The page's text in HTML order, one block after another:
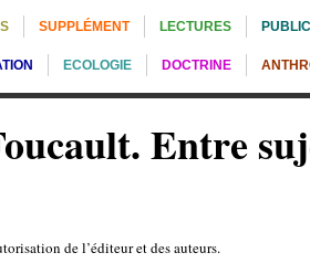
SUPPLÉMENT LECTURES
ECOLOGIE DOCTRINE
Entre
de l’éditeur et des auteurs.